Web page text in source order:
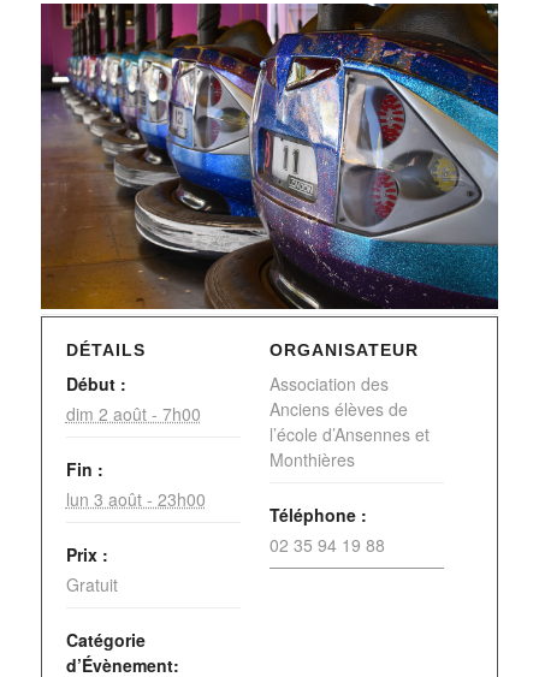
DÉTAILS
Début :
dim 2 août - 7h00
Fin :
lun 3 août - 23h00
Prix :
Gratuit
Catégorie
d’Évènement:
ORGANISATEUR
Association des
Anciens élèves de
l’école d’Ansennes et
Monthières
Téléphone :
02 35 94 19 88